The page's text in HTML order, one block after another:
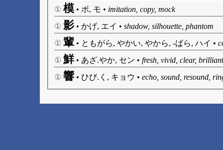
① 模 • ボ, モ • imitation, copy, mock
① 影 • かげ, エイ • shadow, silhouette, phantom
① 輩 • ともがら, やかい, やから, -ばら, ハイ •
① 鮮• あざ.やか, セン • fresh, vivid, clear,
① 響 • ひび.く, キョウ • echo, sound, resound,